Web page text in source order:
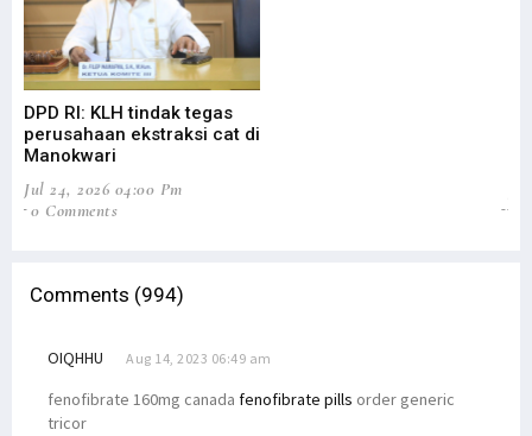
DPD RI: KLH tindak tegas
perusahaan ekstraksi cat di
Manokwari
Jul 24, 2026 04:00 Pm
0 Comments
Comments (994)
OIQHHU Aug 14, 2023 06:49 am
fenofibrate 160mg canada fenofibrate pills order generic
tricor